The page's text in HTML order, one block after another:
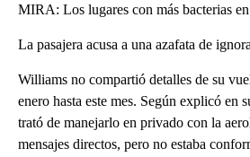
MIRA: Los lugares con más bacterias
La pasajera acusa a una azafata de
Williams no compartió detalles de su
enero hasta este mes. Según explicó en
trató de manejarlo en privado con la
mensajes directos, pero no estaba